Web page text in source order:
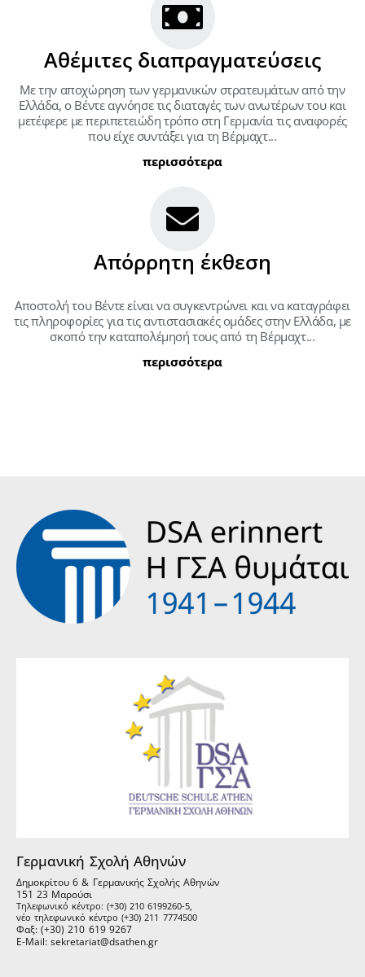
Αθέμιτες διαπραγματεύσεις
Με την αποχώρηση των γερμανικών στρατευμάτων από την
Ελλάδα, ο Βέντε αγνόησε τις διαταγές των ανωτέρων του και
μετέφερε με περιπετειώδη τρόπο στη Γερμανία τις αναφορές
που είχε συντάξει για τη Βέρμαχτ...
περισσότερα
Απόρρητη έκθεση
Αποστολή του Βέντε είναι να συγκεντρώνει και να καταγράφει
τις πληροφορίες για τις αντιστασιακές ομάδες στην Ελλάδα, με
σκοπό την καταπολέμησή τους από τη Βέρμαχτ...
περισσότερα
Γερμανική Σχολή Αθηνών
Δημοκρίτου 6 & Γερμανικής Σχολής Αθηνών
151 23 Μαρούσι
Τηλεφωνικό κέντρο: (+30) 210 6199260-5,
νέο τηλεφωνικό κέντρο (+30) 211 7774500
Φαξ: (+30) 210 619 9267
E-Mail: sekretariat@dsathen.gr